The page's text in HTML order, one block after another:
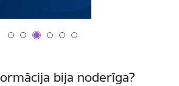
bija noderīga?